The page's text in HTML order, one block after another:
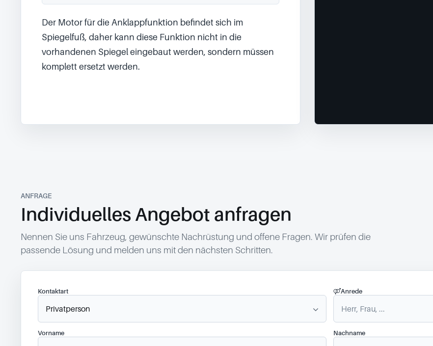
Der Motor für die Anklappfunktion befindet sich im
Spiegelfuß, daher kann diese Funktion nicht in die
vorhandenen Spiegel eingebaut werden, sondern müssen
komplett ersetzt werden.
ANFRAGE
Individuelles Angebot anfragen
Nennen Sie uns Fahrzeug, gewünschte Nachrüstung und offene Fragen. Wir prüfen die
passende Lösung und melden uns mit den nächsten Schritten.
Kontaktart Anrede
Vorname Nachname